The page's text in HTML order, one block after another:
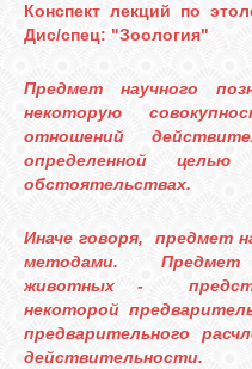
Конспект лекций по
Дис/спец: "Зоология"
Предмет научного
некоторую
отношений
определенной
обстоятельствах.
Иначе говоря, предмет
методами. Предмет
животных -
некоторой
предварительного
действительности.